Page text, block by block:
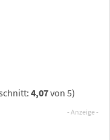
4,07von 5)